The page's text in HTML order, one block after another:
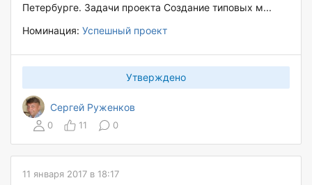
Петербурге. Задачи проекта Создание типовых м...
Номинация: Успешный проект
Сергей Руженков
Утверждено
0 11 0
11 января 2017 в 18:17